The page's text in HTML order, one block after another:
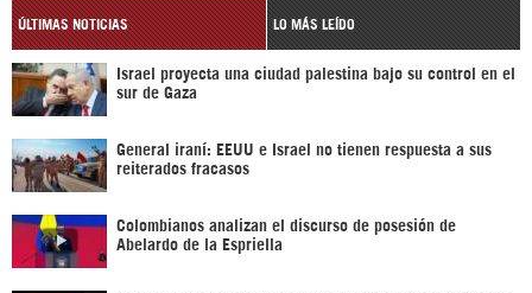
ÚLTIMAS NOTICIAS LO MÁS LEÍDO
Israel proyecta una ciudad palestina bajo su control en el
sur de Gaza
General iraní: EEUU e Israel no tienen respuesta a sus
reiterados fracasos
Colombianos analizan el discurso de posesión de
Abelardo de la Espriella